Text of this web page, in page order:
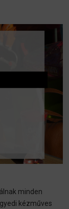
minden
kézműves